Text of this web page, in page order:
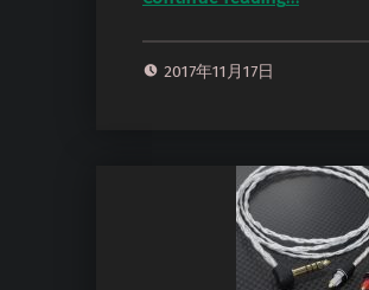
“Mitchell and Johnson GL2 FOCAL Spirit Classic 兼用ケーブル カナレL-4E5C ダークブラウン *Numberd”
2017年11月17日